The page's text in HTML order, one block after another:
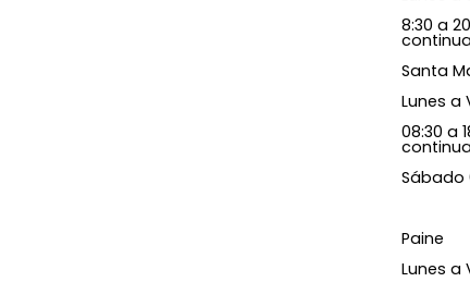
8:30 a
Santa
Lunes a
08:30 a
Sábado
Paine
Lunes a